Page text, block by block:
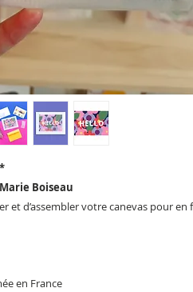
Boiseau
et d’assembler votre canevas pour en
en France